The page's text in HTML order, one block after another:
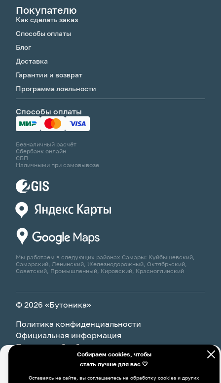
61 850 ₽
Покупателю
Как сделать заказ
Способы оплаты
Блог
Доставка
Гарантии и возврат
Программа лояльности
Способы оплаты
Безналичный расчёт
Сбербанк онлайн
СБП
Наличными при самовывозе
Мы работаем в следующих районах Самары: Куйбышевский,
Самарский, Ленинский, Железнодорожный, Октябрьский,
Советский, Промышленный, Кировский, Красноглинский
© 2026 «Бутоника»
Политика конфиденциальности
Официальная информация
Политика обработки персональных данных
Оставаясь на сайте, вы соглашаетесь на обработку cookies и
использованием системы Яндекс Метрика, в соответствии с
Собираем cookies, чтобы
стать лучше для вас 🤍
Оставаясь на сайте, вы соглашаетесь на обработку cookies и других